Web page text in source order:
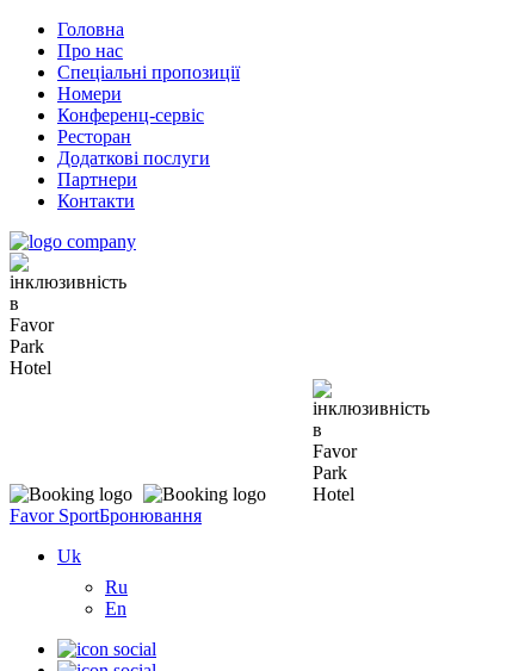
Головна
Про нас
Спеціальні пропозиції
Номери
Конференц-сервіс
Ресторан
Додаткові послуги
Партнери
Контакти
Favor SportБронювання
Uk
Ru
En